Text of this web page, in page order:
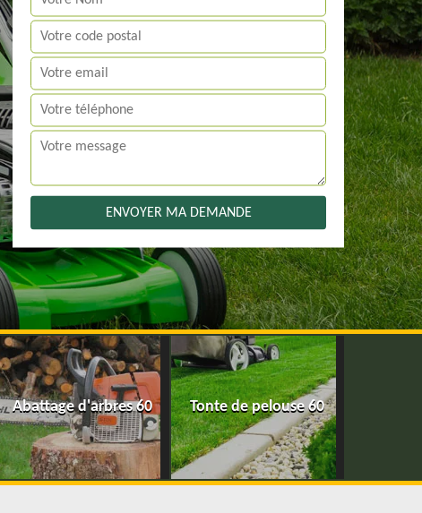
Abattage d'arbres 60 Tonte de pelouse 60